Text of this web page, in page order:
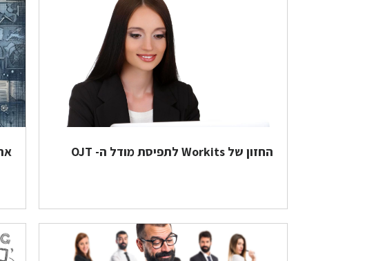
החזון של Workits לתפיסת מודל ה- OJT